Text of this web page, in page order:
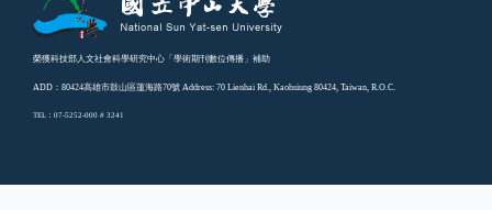
榮獲科技部人文社會科學研究中心「學術期刊數位傳播」補助
ADD：80424高雄市鼓山區蓮海路70號 Address: 70 Lienhai Rd., Kaohsiung 80424, Taiwan, R.O.C.
TEL：07-5252-000 # 3241